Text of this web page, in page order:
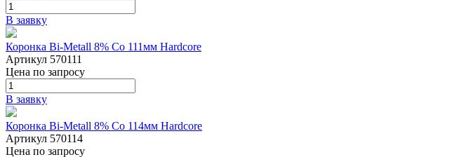
В заявку
Коронка Bi-Metall 8% Co 111мм Hardcore
Артикул 570111
Цена по запросу
В заявку
Коронка Bi-Metall 8% Co 114мм Hardcore
Артикул 570114
Цена по запросу